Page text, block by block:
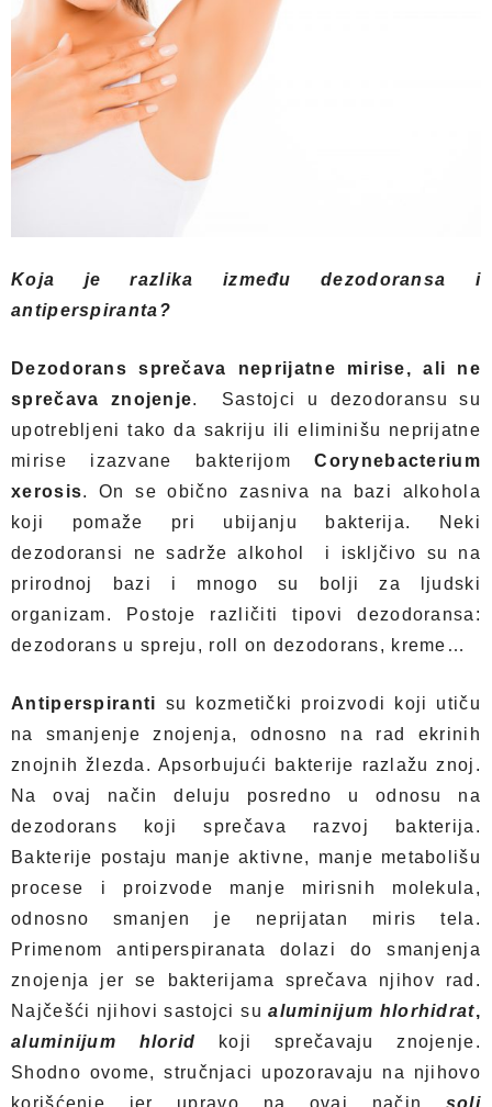
Koja je razlika između dezodoransa i
antiperspiranta?
Dezodorans sprečava neprijatne mirise, ali ne
sprečava znojenje. Sastojci u dezodoransu su
upotrebljeni tako da sakriju ili eliminišu neprijatne
mirise izazvane bakterijomCorynebacterium
xerosis. On se obično zasniva na bazi alkohola
koji pomaže pri ubijanju bakterija. Neki
dezodoransi ne sadrže alkohol i iskljčivo su na
prirodnoj bazi i mnogo su bolji za ljudski
organizam. Postoje različiti tipovi dezodoransa:
dezodorans u spreju, roll on dezodorans, kreme…
Antiperspiranti su kozmetički proizvodi koji utiču
na smanjenje znojenja, odnosno na rad ekrinih
znojnih žlezda. Apsorbujući bakterije razlažu znoj.
Na ovaj način deluju posredno u odnosu na
dezodorans koji sprečava razvoj bakterija.
Bakterije postaju manje aktivne, manje metabolišu
procese i proizvode manje mirisnih molekula,
odnosno smanjen je neprijatan miris tela.
Primenom antiperspiranata dolazi do smanjenja
znojenja jer se bakterijama sprečava njihov rad.
Najčešći njihovi sastojci sualuminijum hlorhidrat,
aluminijum hlorid koji sprečavaju znojenje.
Shodno ovome, stručnjaci upozoravaju na njihovo